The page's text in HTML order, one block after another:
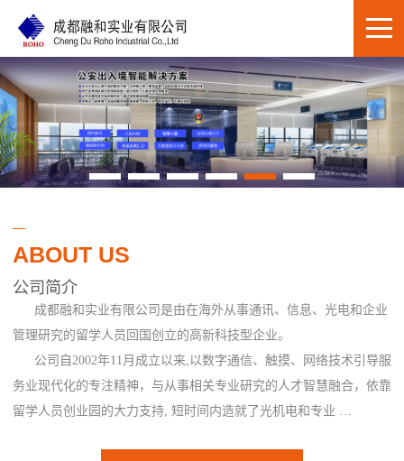
ABOUT US
公司简介
成都融和实业有限公司是由在海外从事通讯、信息、光电和企业
管理研究的留学人员回国创立的高新科技型企业。
公司自2002年11月成立以来,以数字通信、触摸、网络技术引导服
务业现代化的专注精神，与从事相关专业研究的人才智慧融合，依靠
留学人员创业园的大力支持, 短时间内造就了光机电和专业 …